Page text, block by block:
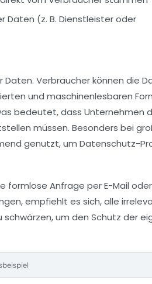
Daten (z. B. Dienstleister oder
Verbraucher können die
und maschinenlesbaren
bedeutet, dass Unternehmen
müssen. Besonders bei
genutzt, um Datenschutz-
Anfrage per E-Mail oder
empfiehlt es sich, alle
um den Schutz der